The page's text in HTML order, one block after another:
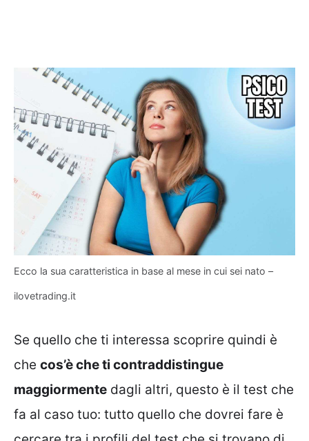
Ecco la sua caratteristica in base al mese in cui sei nato –
ilovetrading.it
Se quello che ti interessa scoprire quindi è
che cos’è che ti contraddistingue
maggiormente dagli altri, questo è il test che
fa al caso tuo: tutto quello che dovrei fare è